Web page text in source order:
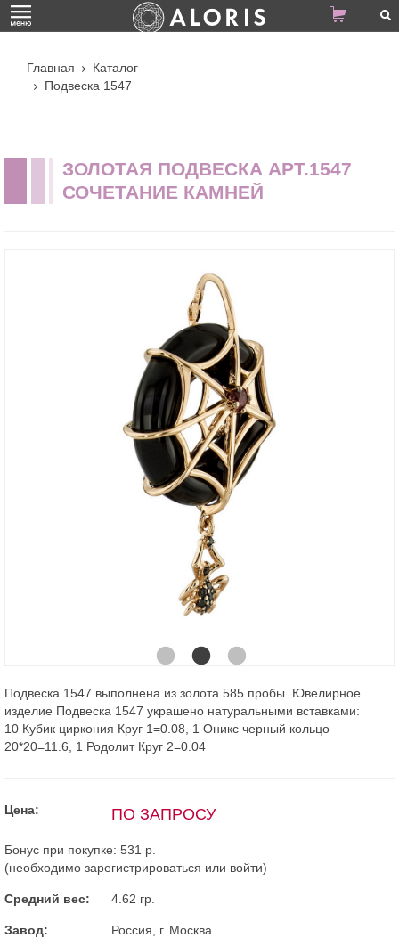
Главная
Каталог
Подвеска 1547
ЗОЛОТАЯ ПОДВЕСКА АРТ.1547
СОЧЕТАНИЕ КАМНЕЙ
Подвеска 1547 выполнена из золота 585 пробы. Ювелирное
изделие Подвеска 1547 украшено натуральными вставками:
10 Кубик циркония Круг 1=0.08, 1 Оникс черный кольцо
20*20=11.6, 1 Родолит Круг 2=0.04
Цена: ПО ЗАПРОСУ
Бонус при покупке: 531 р.
(необходимо зарегистрироваться или войти)
Средний вес: 4.62 гр.
Завод:
Россия, г. Москва